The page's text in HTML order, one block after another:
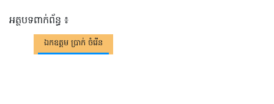
អត្ថបទពាក់ព័ន្ធ ៖
ឯកឧត្តម ប្រាក់ ចំរើន